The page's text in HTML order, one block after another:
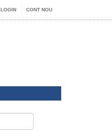
LOGIN CONT NOU